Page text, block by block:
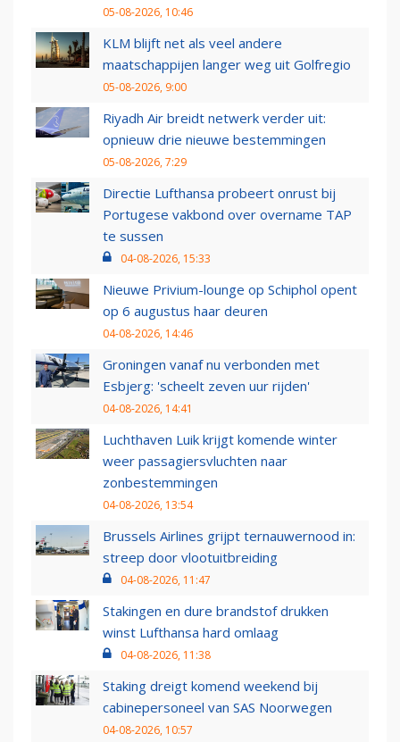
05-08-2026, 10:46
KLM blijft net als veel andere
maatschappijen langer weg uit Golfregio
05-08-2026, 9:00
Riyadh Air breidt netwerk verder uit:
opnieuw drie nieuwe bestemmingen
05-08-2026, 7:29
Directie Lufthansa probeert onrust bij
Portugese vakbond over overname TAP
te sussen
04-08-2026, 15:33
Nieuwe Privium-lounge op Schiphol opent
op 6 augustus haar deuren
04-08-2026, 14:46
Groningen vanaf nu verbonden met
Esbjerg: 'scheelt zeven uur rijden'
04-08-2026, 14:41
Luchthaven Luik krijgt komende winter
weer passagiersvluchten naar
zonbestemmingen
04-08-2026, 13:54
Brussels Airlines grijpt ternauwernood in:
streep door vlootuitbreiding
04-08-2026, 11:47
Stakingen en dure brandstof drukken
winst Lufthansa hard omlaag
04-08-2026, 11:38
Staking dreigt komend weekend bij
cabinepersoneel van SAS Noorwegen
04-08-2026, 10:57